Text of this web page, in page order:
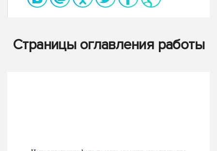
Страницы оглавления работы